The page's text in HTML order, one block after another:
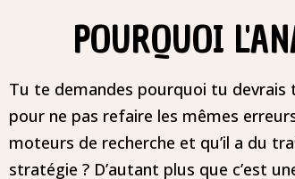
POURQUOI
Tu te demandes pourquoi tu devrais
pour ne pas refaire les mêmes
moteurs de recherche et qu’il a du
stratégie ? D’autant plus que c’est